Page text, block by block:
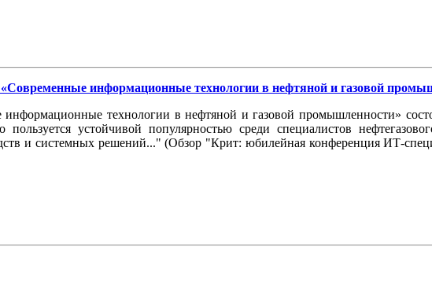
информационные технологии в нефтяной и газовой
технологии в нефтяной и газовой промышленности»
устойчивой популярностью среди специалистов
и системных решений..." (Обзор "Крит: юбилейная конференция ИТ-